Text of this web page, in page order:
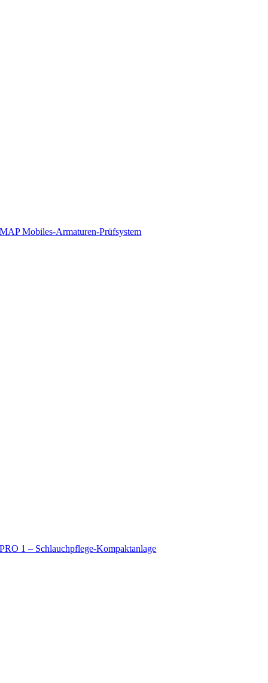
MAP Mobiles-Armaturen-Prüfsystem
PRO 1 – Schlauchpflege-Kompaktanlage